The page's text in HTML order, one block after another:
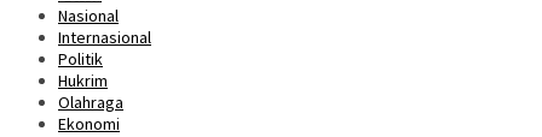
Nasional
Internasional
Politik
Hukrim
Olahraga
Ekonomi